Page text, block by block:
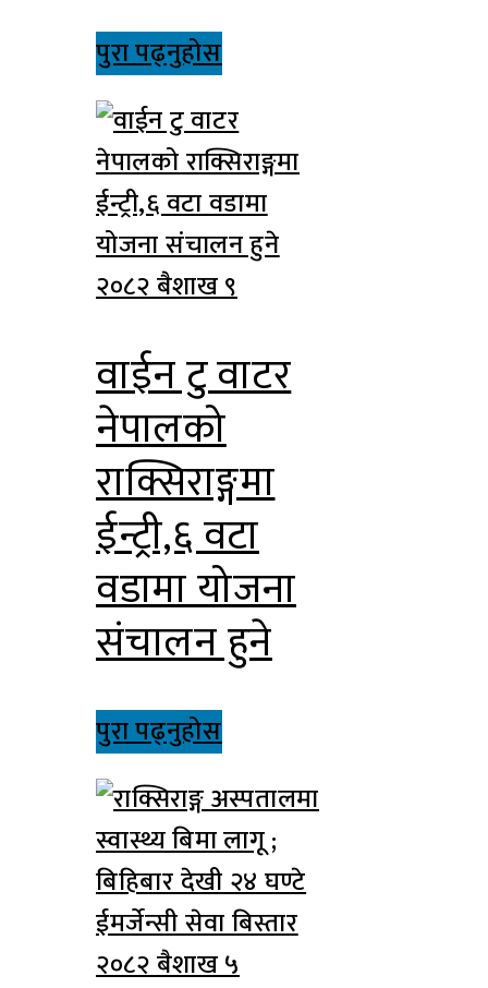
पुरा पढ्नुहोस
२०८२ बैशाख ९
वाईन टु वाटर
नेपालको
राक्सिराङ्गमा
ईन्ट्री,६ वटा
वडामा योजना
संचालन हुने
पुरा पढ्नुहोस
२०८२ बैशाख ५